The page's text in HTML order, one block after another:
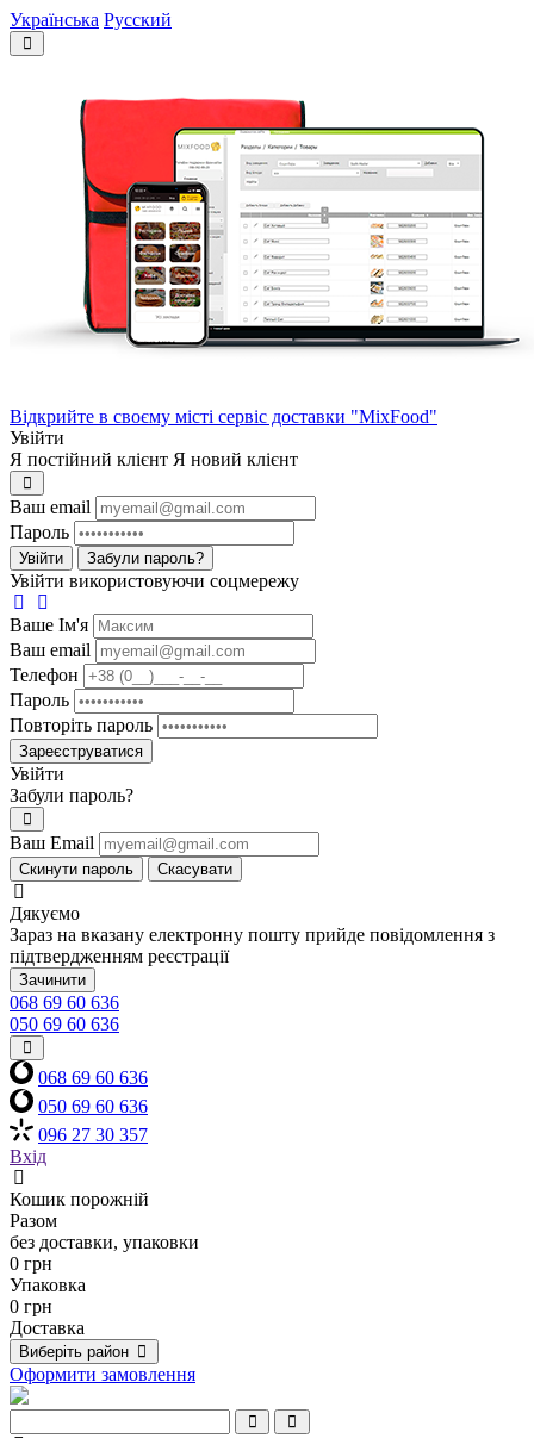
Українська Русский
Відкрийте в своєму місті сервіс доставки "MixFood"
Увійти
Я постійний клієнт Я новий клієнт
Ваш email
Пароль
Увійти Забули пароль?
Увійти використовуючи соцмережу
Ваше Iм'я
Ваш email
Телефон
Пароль
Повторіть пароль
Зареєструватися
Увійти
Забули пароль?
Ваш Email
Скинути пароль Скасувати
Дякуємо
Зараз на вказану електронну пошту прийде повідомлення з
підтвердженням реєстрації
Зачинити
068 69 60 636
050 69 60 636
068 69 60 636
050 69 60 636
096 27 30 357
Вхід
Кошик порожній
Разом
без доставки, упаковки
0 грн
Упаковка
0 грн
Доставка
Виберіть район
Оформити замовлення